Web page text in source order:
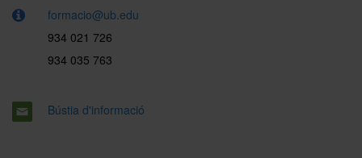
formacio@ub.edu
934 021 726
934 035 763
Bústia d'informació